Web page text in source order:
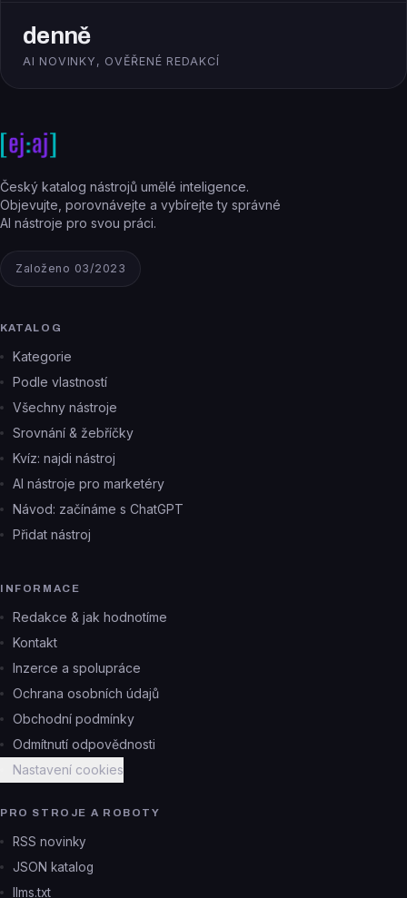
denně
AI NOVINKY, OVĚŘENÉ REDAKCÍ
Český katalog nástrojů umělé inteligence.
Objevujte, porovnávejte a vybírejte ty správné
AI nástroje pro svou práci.
Založeno 03/2023
KATALOG
Kategorie
Podle vlastností
Všechny nástroje
Srovnání & žebříčky
Kvíz: najdi nástroj
AI nástroje pro marketéry
Návod: začínáme s ChatGPT
Přidat nástroj
INFORMACE
Redakce & jak hodnotíme
Kontakt
Inzerce a spolupráce
Ochrana osobních údajů
Obchodní podmínky
Odmítnutí odpovědnosti
Nastavení cookies
PRO STROJE A ROBOTY
RSS novinky
JSON katalog
llms.txt